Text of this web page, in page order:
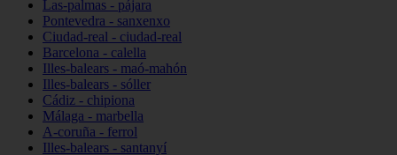
Las-palmas - pájara
Pontevedra - sanxenxo
Ciudad-real - ciudad-real
Barcelona - calella
Illes-balears - maó-mahón
Illes-balears - sóller
Cádiz - chipiona
Málaga - marbella
A-coruña - ferrol
Illes-balears - santanyí